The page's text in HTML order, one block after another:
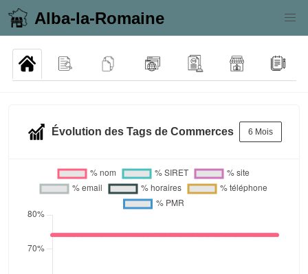
Alba-la-Romaine
Évolution des Tags de Commerces 6 Mois